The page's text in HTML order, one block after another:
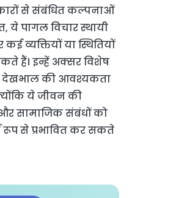
से संबंधित कल्पनाओं
ये पागल विचार स्थायी
व्यक्तियों या स्थितियों
हैं। इन्हें अक्सर विशेष
देखभाल की आवश्यकता
ये जीवन की
सामाजिक संबंधों को
रूप से प्रभावित कर सकते